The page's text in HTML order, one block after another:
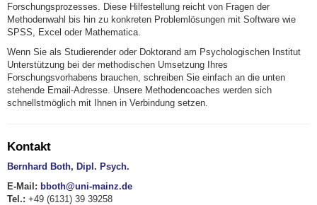
Forschungsprozesses. Diese Hilfestellung reicht von Fragen der
Methodenwahl bis hin zu konkreten Problemlösungen mit Software wie
SPSS, Excel oder Mathematica.
Wenn Sie als Studierender oder Doktorand am Psychologischen Institut
Unterstützung bei der methodischen Umsetzung Ihres
Forschungsvorhabens brauchen, schreiben Sie einfach an die unten
stehende Email-Adresse. Unsere Methodencoaches werden sich
schnellstmöglich mit Ihnen in Verbindung setzen.
Kontakt
Bernhard Both, Dipl. Psych.
E-Mail: bboth@uni-mainz.de
Tel.: +49 (6131) 39 39258